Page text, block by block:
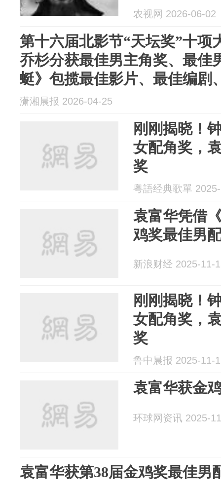
家喻户晓，
农视网 2026-06-02
第十六届北影节“天坛奖”十项
乔杉分获最佳男主角奖、最佳
蜓》包揽最佳影片、最佳编剧
潇湘晨报 2026-04-25
刚刚揭晓！
女配角奖，
奖
粵語经典歌單
袁富华凭借
鸡奖最佳男
新浪财经 2025-11-
刚刚揭晓！
女配角奖，
奖
鲁中晨报 2025-11-
袁富华获金
环球网资讯 2025-
袁富华获第38届金鸡奖最佳男